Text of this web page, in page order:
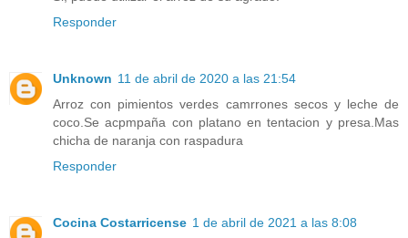
Responder
Unknown 11 de abril de 2020 a las 21:54
Arroz con pimientos verdes camrrones secos y leche de
coco.Se acpmpaña con platano en tentacion y presa.Mas
chicha de naranja con raspadura
Responder
Cocina Costarricense 1 de abril de 2021 a las 8:08